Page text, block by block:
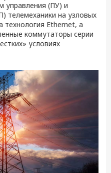
управления (ПУ) и
телемеханики на узловых
технология Ethernet, а
коммутаторы серии
условиях